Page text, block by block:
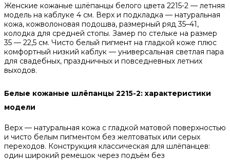
Женские кожаные шлёпанцы белого цвета 2215-2 — летняя
модель на каблуке 4 см. Верх и подкладка — натуральная
кожа, кожволоновая подошва, размерный ряд 35–41,
колодка для средней стопы. Замер по стельке на размер
35 — 22,5 см. Чисто белый пигмент на гладкой коже плюс
комфортный низкий каблук — универсальная светлая пара
для свадебных, праздничных и повседневных летних
выходов.
Белые кожаные шлёпанцы 2215-2: характеристики
модели
Верх — натуральная кожа с гладкой матовой поверхностью
и чисто белым пигментом без желтоватых или серых
переходов. Конструкция классическая для шлёпанцев:
один широкий ремешок через подъём без